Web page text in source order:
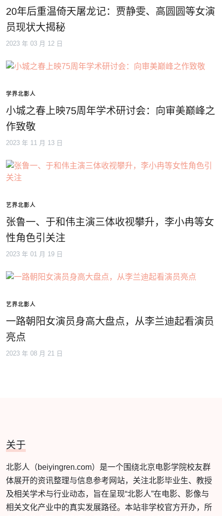
20年后重温倚天屠龙记：贾静雯、高圆圆等女演
员现状大揭秘
2023 年 03 月 12 日
学界北影人
小城之春上映75周年学术研讨会：向审美巅峰之
作致敬
2023 年 11 月 13 日
艺界北影人
张鲁一、于和伟主演三体收视攀升，李小冉等女
性角色引关注
2023 年 01 月 19 日
艺界北影人
一路朝阳女演员身高大盘点，从李兰迪起看演员
亮点
2023 年 08 月 21 日
关于
北影人（beiyingren.com）是一个围绕北京电影学院校友群
体展开的资讯整理与信息参考网站，关注北影毕业生、教授
及相关学术与行业动态，旨在呈现“北影人”在电影、影像与
相关文化产业中的真实发展路径。本站非学校官方开办，所